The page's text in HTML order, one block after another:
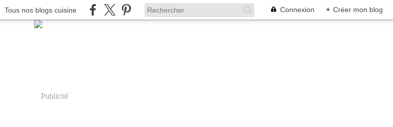
Tous nos blogs cuisine Connexion + Créer mon blog
Publicité